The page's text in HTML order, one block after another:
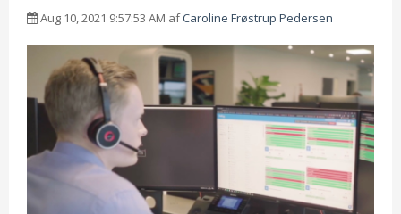
Aug 10, 2021 9:57:53 AM afCaroline Frøstrup Pedersen